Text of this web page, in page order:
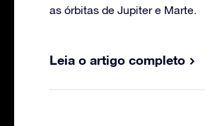
as órbitas de Jupiter e Marte.
Leia o artigo completo